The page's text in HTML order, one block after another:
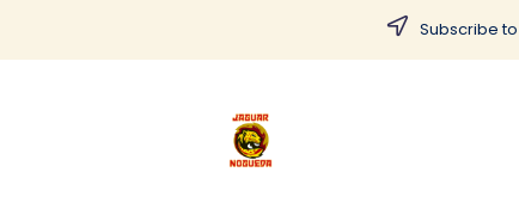
Subscribe
J
CONTENIDO